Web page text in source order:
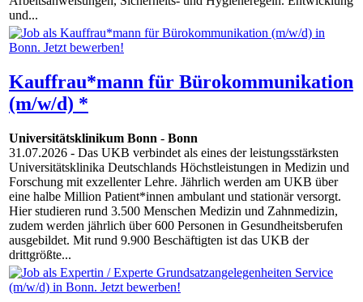
und...
Kauffrau*mann für Bürokommunikation
(m/w/d) *
Universitätsklinikum Bonn - Bonn
31.07.2026 - Das UKB verbindet als eines der leistungsstärksten
Universitätsklinika Deutschlands Höchstleistungen in Medizin und
Forschung mit exzellenter Lehre. Jährlich werden am UKB über
eine halbe Million Patient*innen ambulant und stationär versorgt.
Hier studieren rund 3.500 Menschen Medizin und Zahnmedizin,
zudem werden jährlich über 600 Personen in Gesundheitsberufen
ausgebildet. Mit rund 9.900 Beschäftigten ist das UKB der
drittgrößte...